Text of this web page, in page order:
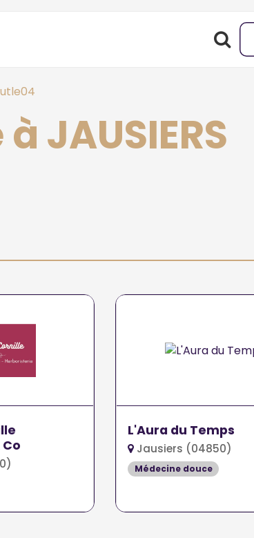
JAUSIERS
L'Aura du Temps
Jausiers (04850)
Médecine douce